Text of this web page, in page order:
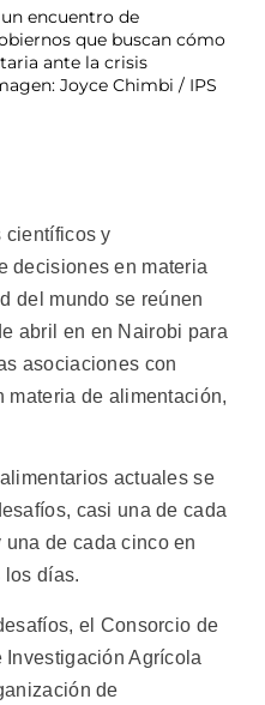
encuentro de
que buscan cómo
ante la crisis
Joyce Chimbi / IPS
científicos y
decisiones en materia
del mundo se reúnen
abril en en Nairobi para
asociaciones con
materia de alimentación,
actuales se
casi una de cada
de cada cinco en
los días.
el Consorcio de
Agrícola
de